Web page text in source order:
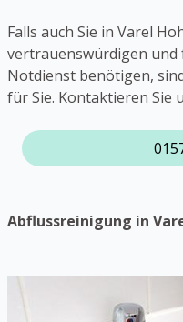
Falls auch Sie in Varel
vertrauenswürdigen und
Notdienst benötigen,
für Sie. Kontaktieren Sie
Abflussreinigung in